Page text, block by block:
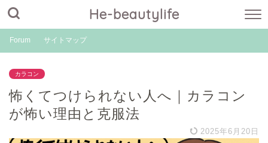
He-beautylife
Forum サイトマップ
カラコン
怖くてつけられない人へ｜カラコン
が怖い理由と克服法
2025年6月20日